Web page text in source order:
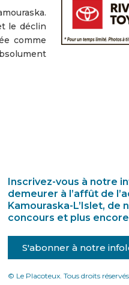
le déclin
comme
Inscrivez-vous à notre
demeurer à l’affût de
Kamouraska-L’Islet, de
concours et plus
S'abonner à notre
© Le Placoteux. Tous droits